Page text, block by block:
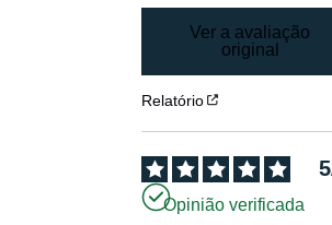
Ver a avaliação
original
Relatório
5
Opinião verificada